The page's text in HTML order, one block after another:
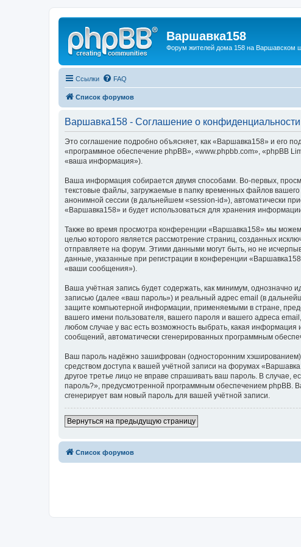
Варшавка158
Форум жителей дома 158 на Варшавском
Ссылки FAQ
Список форумов
Варшавка158 - Соглашение о конфиденциальности
Это соглашение подробно объясняет, как «Варшавка158» и его
«программное обеспечение phpBB», «www.phpbb.com», «phpBB
«ваша информация»).
Ваша информация собирается двумя способами. Во-первых,
текстовые файлы, загружаемые в папку временных файлов
анонимной сессии (в дальнейшем «session-id»), автоматически
«Варшавка158» и будет использоваться для хранения
Также во время просмотра конференции «Варшавка158» мы
целью которого является рассмотрение страниц, созданных
отправляете на форум. Этими данными могут быть, но не
данные, указанные при регистрации в конференции
«ваши сообщения»).
Ваша учётная запись будет содержать, как минимум,
записью (далее «ваш пароль») и реальный адрес email (в
защите компьютерной информации, применяемыми в стране,
вашего имени пользователя, вашего пароля и вашего адреса
любом случае у вас есть возможность выбрать, какая информация
сообщений, автоматически сгенерированных программным
Ваш пароль надёжно зашифрован (односторонним хэшированием).
средством доступа к вашей учётной записи на форумах
другое третье лицо не вправе спрашивать ваш пароль. В случае,
пароль?», предусмотренной программным обеспечением phpBB.
сгенерирует вам новый пароль для вашей учётной записи.
Вернуться на предыдущую страницу
Список форумов